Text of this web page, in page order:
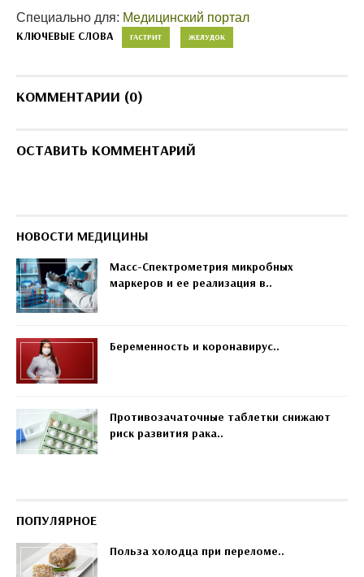
Специально для: Медицинский портал
КЛЮЧЕВЫЕ СЛОВА ГАСТРИТ ЖЕЛУДОК
КОММЕНТАРИИ (0)
ОСТАВИТЬ КОММЕНТАРИЙ
НОВОСТИ МЕДИЦИНЫ
Масс-Спектрометрия микробных
маркеров и ее реализация в..
Беременность и коронавирус..
Противозачаточные таблетки снижают
риск развития рака..
ПОПУЛЯРНОЕ
Польза холодца при переломе..